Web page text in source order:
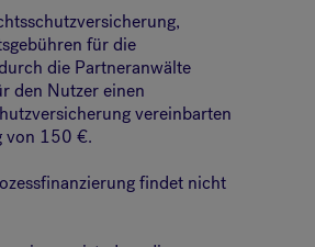
für die
die Partneranwälte
den Nutzer einen
vereinbarten
von 150 €.
findet nicht